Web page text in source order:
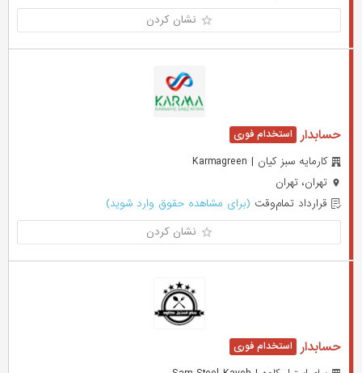
نشان کردن
حسابدار
کارمایه سبز کیان | Karmagreen
تهران، تهران
قرارداد تمام‌وقت (برای مشاهده حقوق وارد شوید)
نشان کردن
حسابدار